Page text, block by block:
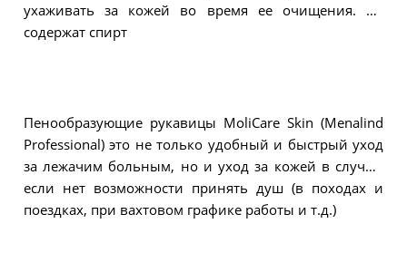
ухаживать за кожей во время ее очищения. Не
содержат спирт
Пенообразующие рукавицы MoliCare Skin (Menalind
Professional) это не только удобный и быстрый уход
за лежачим больным, но и уход за кожей в случае,
если нет возможности принять душ (в походах и
поездках, при вахтовом графике работы и т.д.)